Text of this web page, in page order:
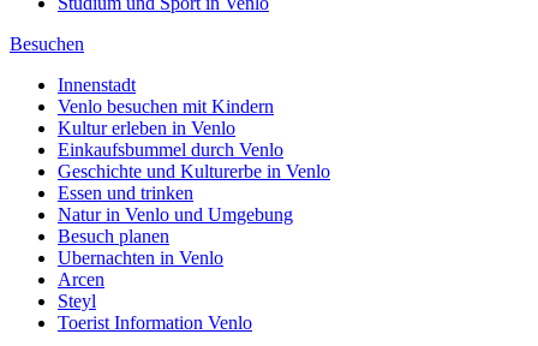
Besuchen
Innenstadt
Venlo besuchen mit Kindern
Kultur erleben in Venlo
Einkaufsbummel durch Venlo
Geschichte und Kulturerbe in Venlo
Essen und trinken
Natur in Venlo und Umgebung
Besuch planen
Ubernachten in Venlo
Arcen
Steyl
Toerist Information Venlo